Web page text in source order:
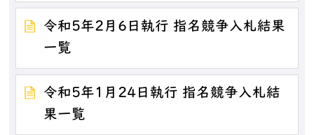
令和5年2月6日執行 指名競争入札結果
一覧
令和5年1月24日執行 指名競争入札結
果一覧